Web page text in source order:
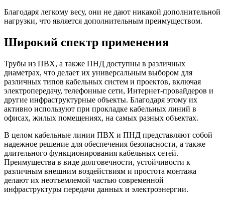
Благодаря легкому весу, они не дают никакой дополнительной
нагрузки, что является дополнительным преимуществом.
Широкий спектр применения
Трубы из ПВХ, а также ПНД доступны в различных
диаметрах, что делает их универсальным выбором для
различных типов кабельных систем и проектов, включая
электропередачу, телефонные сети, Интернет-провайдеров и
другие инфраструктурные объекты. Благодаря этому их
активно используют при прокладке кабельных линий в
офисах, жилых помещениях, на самых разных объектах.
В целом кабельные линии ПВХ и ПНД представляют собой
надежное решение для обеспечения безопасности, а также
длительного функционирования кабельных сетей.
Преимущества в виде долговечности, устойчивости к
различным внешним воздействиям и простота монтажа
делают их неотъемлемой частью современной
инфраструктуры передачи данных и электроэнергии.